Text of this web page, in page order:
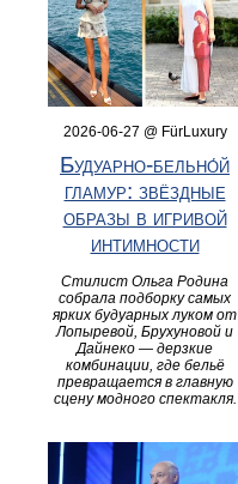
2026-06-27 @ FürLuxury
Будуарно‑бельно́й
гламур: звёздные
образы в игривой
интимности
Стилист Ольга Родина
собрала подборку самых
ярких будуарных луком от
Лопыревой, Брухуновой и
Дайнеко — дерзкие
комбинации, где бельё
превращается в главную
сцену модного спектакля.